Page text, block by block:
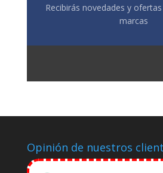
Recibirás novedades y
marcas
Opinión de nuestros